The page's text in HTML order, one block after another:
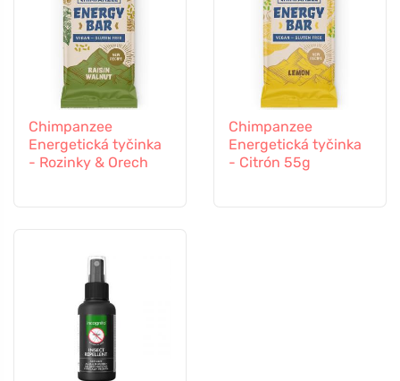
Chimpanzee
Energetická tyčinka
- Rozinky & Orech
Chimpanzee
Energetická tyčinka
- Citrón 55g